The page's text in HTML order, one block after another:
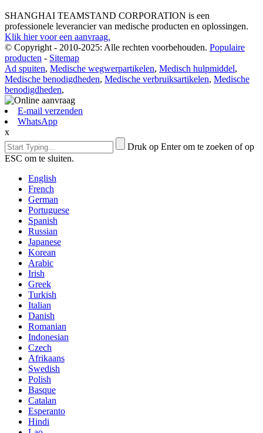
SHANGHAI TEAMSTAND CORPORATION is een
professionele leverancier van medische producten en oplossingen.
Klik hier voor een aanvraag.
© Copyright - 2010-2025: Alle rechten voorbehouden. Populaire
producten - Sitemap
Ad spuiten, Medische wegwerpartikelen, Medisch hulpmiddel,
Medische benodigdheden, Medische verbruiksartikelen, Medische
benodigdheden,
E-mail verzenden
WhatsApp
x
Druk op Enter om te zoeken of op
ESC om te sluiten.
English
French
German
Portuguese
Spanish
Russian
Japanese
Korean
Arabic
Irish
Greek
Turkish
Italian
Danish
Romanian
Indonesian
Czech
Afrikaans
Swedish
Polish
Basque
Catalan
Esperanto
Hindi